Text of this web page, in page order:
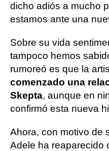
dicho adiós a mucho
estamos ante una
Sobre su vida
tampoco hemos
rumoreó es que la
comenzado una
Skepta, aunque en
confirmó esta nueva
Ahora, con motivo de
Adele ha reaparecido